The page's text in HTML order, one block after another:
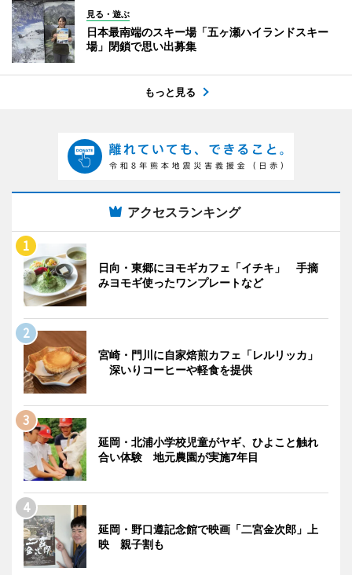
見る・遊ぶ
日本最南端のスキー場「五ヶ瀬ハイランドスキー
場」閉鎖で思い出募集
もっと見る
アクセスランキング
日向・東郷にヨモギカフェ「イチキ」 手摘
みヨモギ使ったワンプレートなど
宮崎・門川に自家焙煎カフェ「レルリッカ」
深いりコーヒーや軽食を提供
延岡・北浦小学校児童がヤギ、ひよこと触れ
合い体験 地元農園が実施7年目
延岡・野口遵記念館で映画「二宮金次郎」上
映 親子割も